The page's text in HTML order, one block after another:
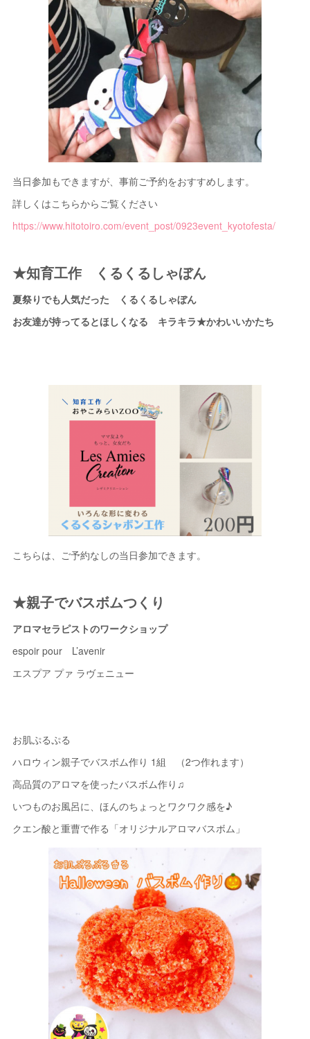
当日参加もできますが、事前ご予約をおすすめします。
詳しくはこちらからご覧ください
https://www.hitotoiro.com/event_post/0923event_kyotofesta/
★知育工作 くるくるしゃぼん
夏祭りでも人気だった くるくるしゃぼん
お友達が持ってるとほしくなる キラキラ★かわいいかたち
こちらは、ご予約なしの当日参加できます。
★親子でバスボムつくり
アロマセラピストのワークショップ
espoir pour L’avenir
エスプア プァ ラヴェニュー
お肌ぷるぷる
ハロウィン親子でバスボム作り 1組 （2つ作れます）
高品質のアロマを使ったバスボム作り♫
いつものお風呂に、ほんのちょっとワクワク感を♪
クエン酸と重曹で作る「オリジナルアロマバスボム」